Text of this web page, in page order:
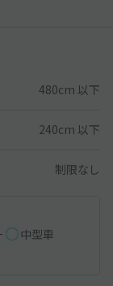
480cm 以下
240cm 以下
制限なし
中型車